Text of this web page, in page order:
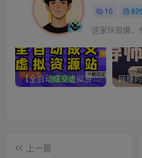
10
这家伙很懒，
【全自动成交虚拟资源站】站长唯一陪跑项目！月入10W+~长期稳定~
上一篇